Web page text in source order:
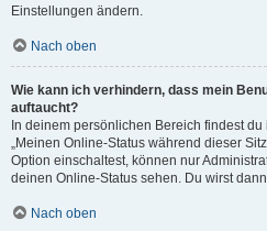
Einstellungen ändern.
Nach oben
Wie kann ich verhindern, dass mein
auftaucht?
In deinem persönlichen Bereich findest
„Meinen Online-Status während dieser
Option einschaltest, können nur
deinen Online-Status sehen. Du wirst
Nach oben